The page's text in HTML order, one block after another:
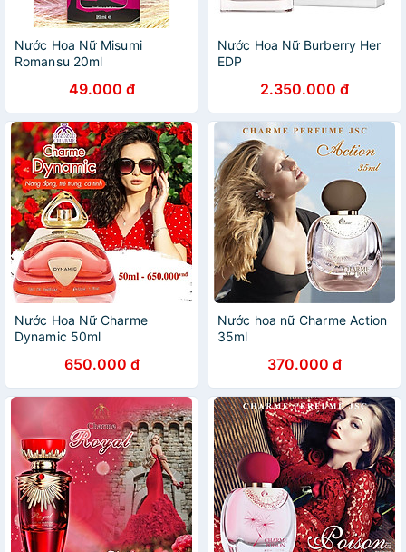
Nước Hoa Nữ Misumi
Romansu 20ml
49.000 đ
Nước Hoa Nữ Burberry Her
EDP
2.350.000 đ
Nước Hoa Nữ Charme
Dynamic 50ml
650.000 đ
Nước hoa nữ Charme Action
35ml
370.000 đ